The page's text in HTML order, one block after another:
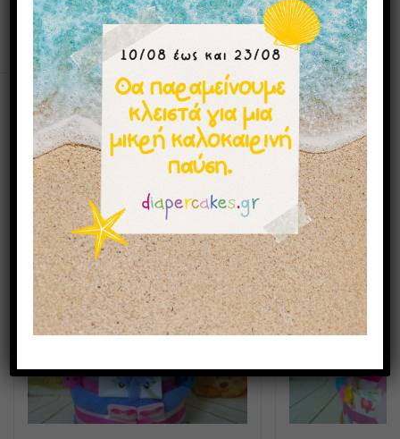
Μπορεί επίσης να σας αρέσουν